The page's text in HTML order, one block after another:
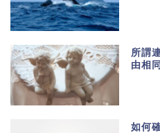
所謂
由相
如何